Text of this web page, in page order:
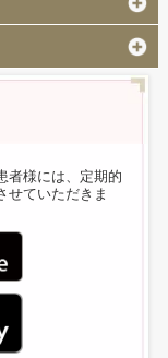
者様には、定期的
せていただきま